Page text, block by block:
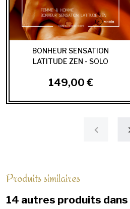
BONHEUR SENSATION
LATITUDE ZEN - SOLO
149,00 €
Produits similaires
14 autres produits dans